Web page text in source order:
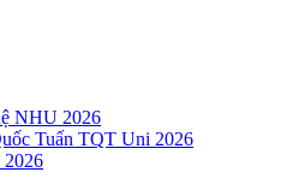
NHU 2026
Tuấn TQT Uni 2026